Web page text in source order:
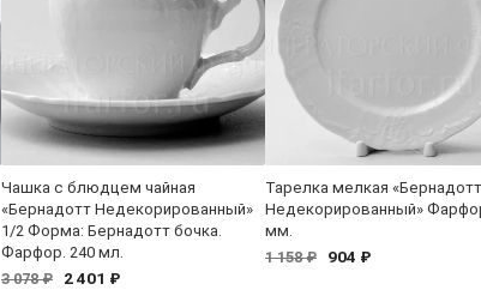
Чашка с блюдцем чайная
«Бернадотт Недекорированный»
1/2 Форма: Бернадотт бочка.
Фарфор. 240 мл.
3 078 ₽
2 401 ₽
Тарелка мелкая «Бернадотт
Недекорированный»
мм.
1 158 ₽
904 ₽